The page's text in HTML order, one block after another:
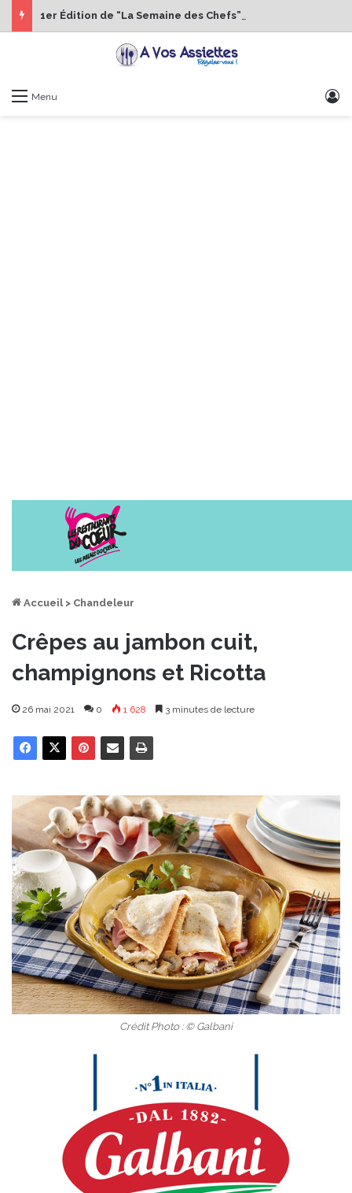
Menu
Accueil > Chandeleur
Crêpes au jambon cuit,
champignons et Ricotta
26 mai 2021 0 1 628 3 minutes de lecture
Crédit Photo : © Galbani